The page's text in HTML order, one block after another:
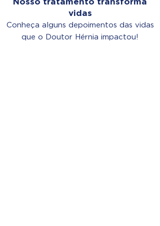
vidas
Conheça alguns depoimentos das vidas
que o Doutor Hérnia impactou!